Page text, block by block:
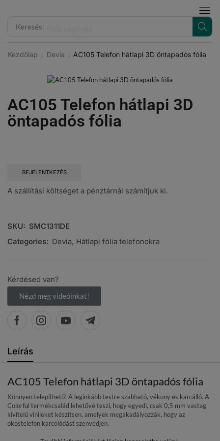
Keresés:
Kezdőlap Devia AC105 Telefon hátlapi 3D öntapadós fólia
AC105 Telefon hátlapi 3D
öntapadós fólia
BEJELENTKEZÉS
A szállítási költséget a pénztárnál számítjuk ki.
SKU: SMC1311DE
Categories: Devia, Hátlapi fólia telefonokra
Kérdésed van?
Nézd meg videóinkat!
Leírás
AC105 Telefon hátlapi 3D öntapadós fólia
Könnyen telepíthető! A leginkább testre szabható, vékony és karcálló. A
Colorful termékcsalád lehetővé teszi, hogy egyedi, csak 0,5 mm vastag
kivitelű vinileket készítsen, amelyek megakadályozzák, hogy az
okostelefon karcolódást szenvedjen.